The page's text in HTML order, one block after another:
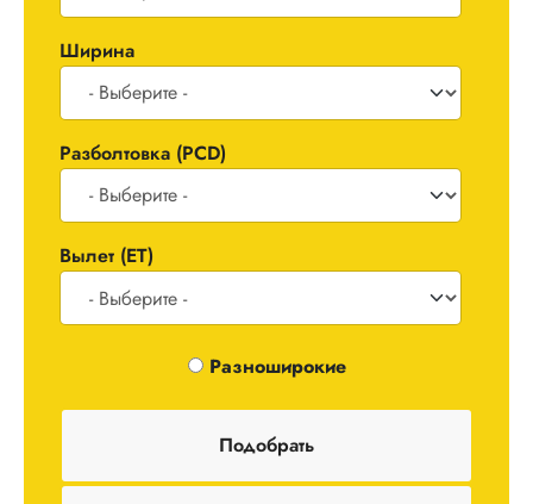
Ширина
Разболтовка (PCD)
Вылет (ET)
Одноширокие / Разноширокие
Разноширокие